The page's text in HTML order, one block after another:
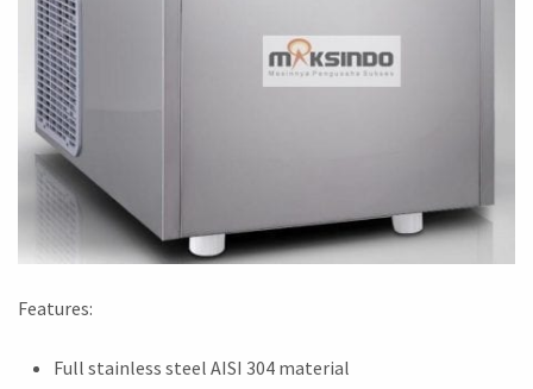
Features:
Full stainless steel AISI 304 material